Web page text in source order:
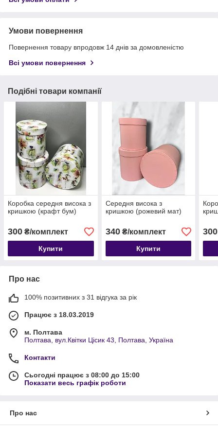
Умови повернення
Повернення товару впродовж 14 днів за домовленістю
Всі умови повернення
Подібні товари компанії
Коробка середня висока з
кришкою (крафт бум)
300 ₴/комплект
Купити
Середня висока з
кришкою (рожевий мат)
340₴/комплект
Купити
300
Про нас
100% позитивних з 31 відгука за рік
Працює з 18.03.2019
м. Полтава
Полтава, вул.Квітки Цісик 43, Полтава, Україна
Контакти
Сьогодні працює з 08:00 до 15:00
Показати весь графік роботи
Про нас